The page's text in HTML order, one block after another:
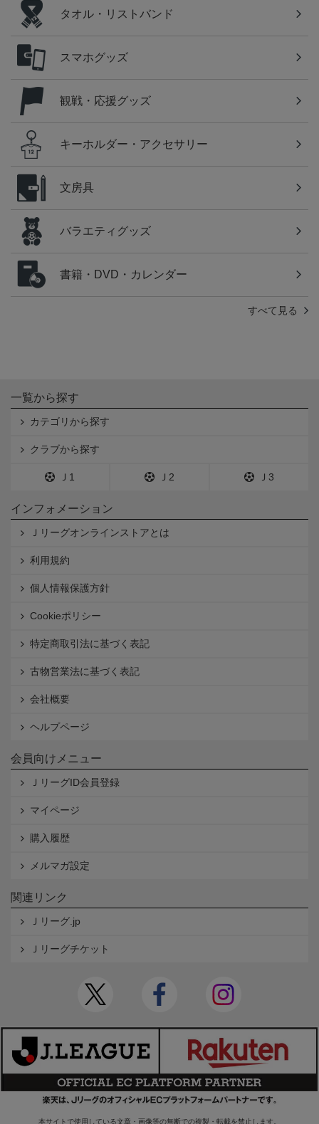
タオル・リストバンド
スマホグッズ
観戦・応援グッズ
キーホルダー・アクセサリー
文房具
バラエティグッズ
書籍・DVD・カレンダー
すべて見る
一覧から探す
カテゴリから探す
クラブから探す
Ｊ1 Ｊ2 Ｊ3
インフォメーション
Ｊリーグオンラインストアとは
利用規約
個人情報保護方針
Cookieポリシー
特定商取引法に基づく表記
古物営業法に基づく表記
会社概要
ヘルプページ
会員向けメニュー
ＪリーグID会員登録
マイページ
購入履歴
メルマガ設定
関連リンク
Ｊリーグ.jp
Ｊリーグチケット
本サイトで使用している文章・画像等の無断での複製・転載を禁止します。